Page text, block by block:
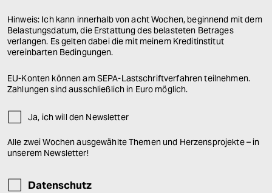
Hinweis: Ich kann innerhalb von acht Wochen, beginnend mit dem
Belastungsdatum, die Erstattung des belasteten Betrages
verlangen. Es gelten dabei die mit meinem Kreditinstitut
vereinbarten Bedingungen.
EU-Konten können am SEPA-Lastschriftverfahren teilnehmen.
Zahlungen sind ausschließlich in Euro möglich.
Ja, ich will den Newsletter
Alle zwei Wochen ausgewählte Themen und Herzensprojekte – in
unserem Newsletter!
Datenschutz